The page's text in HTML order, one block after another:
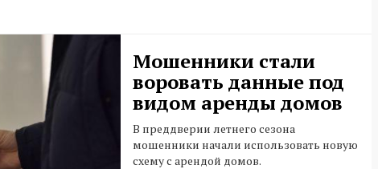
Мошенники стали
воровать данные под
видом аренды домов
В преддверии летнего сезона
мошенники начали использовать новую
схему с арендой домов.